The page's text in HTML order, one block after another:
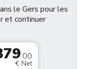
le Gers pour les
et continuer
.00
€ Net